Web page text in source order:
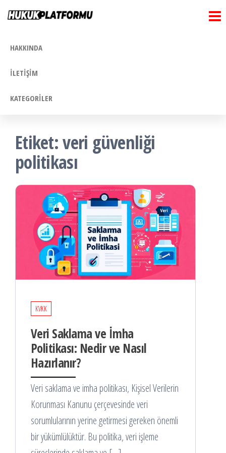
İçeriğe
atla
HAKKINDA
İLETIŞIM
KATEGORILER
Etiket:veri güvenliği
politikası
KVKK
Veri Saklama ve İmha
Politikası: Nedir ve Nasıl
Hazırlanır?
Veri saklama ve imha politikası, Kişisel Verilerin
Korunması Kanunu çerçevesinde veri
sorumlularının yerine getirmesi gereken önemli
bir yükümlülüktür. Bu politika, veri işleme